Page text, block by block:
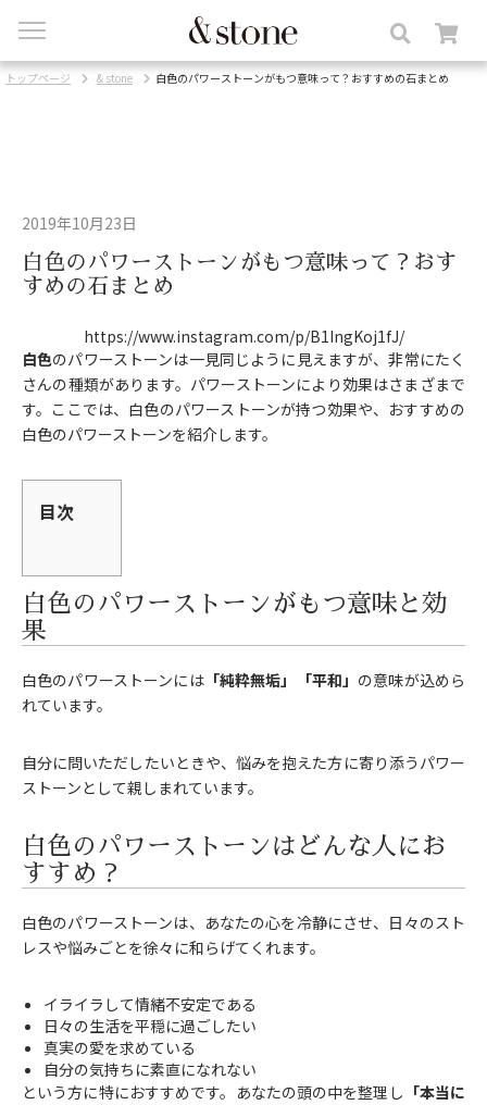
toggle
トップページ & stone 白色のパワーストーンがもつ意味って？おすすめの石まとめ
2019年10月23日
白色のパワーストーンがもつ意味って？おす
すめの石まとめ
https://www.instagram.com/p/B1IngKoj1fJ/
白色のパワーストーンは一見同じように見えますが、非常にたく
さんの種類があります。パワーストーンにより効果はさまざまで
す。ここでは、白色のパワーストーンが持つ効果や、おすすめの
白色のパワーストーンを紹介します。
目次
白色のパワーストーンがもつ意味と効
果
白色のパワーストーンには「純粋無垢」「平和」 の意味が込めら
れています。
自分に問いただしたいときや、悩みを抱えた方に寄り添うパワー
ストーンとして親しまれています。
白色のパワーストーンはどんな人にお
すすめ？
白色のパワーストーンは、あなたの心を冷静にさせ、日々のスト
レスや悩みごとを徐々に和らげてくれます。
イライラして情緒不安定である
日々の生活を平穏に過ごしたい
真実の愛を求めている
自分の気持ちに素直になれない
という方に特におすすめです。あなたの頭の中を整理し 「本当に